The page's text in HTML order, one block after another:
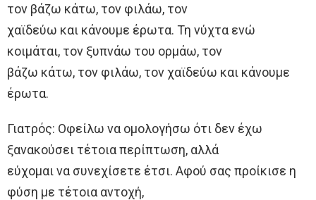
τον βάζω κάτω, τον φιλάω, τον
χαϊδεύω και κάνουμε έρωτα. Τη νύχτα ενώ
κοιμάται, τον ξυπνάω του ορμάω, τον
βάζω κάτω, τον φιλάω, τον χαϊδεύω και κάνουμε
έρωτα.
Γιατρός: Οφείλω να ομολογήσω ότι δεν έχω
ξανακούσει τέτοια περίπτωση, αλλά
εύχομαι να συνεχίσετε έτσι. Αφού σας προίκισε η
φύση με τέτοια αντοχή,